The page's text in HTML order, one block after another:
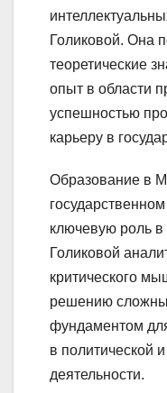
Голиковой. Она
теоретические
опыт в области
успешностью
карьеру в
Образование в
ключевую роль
Голиковой
критического
решению
фундаментом
в политической
деятельности.